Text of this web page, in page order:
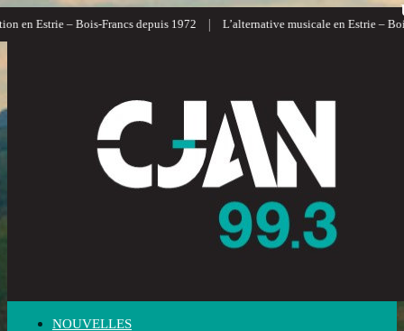
en Estrie – Bois-Francs depuis 1972 | L’alternative musicale en Estrie – Bois-
NOUVELLES